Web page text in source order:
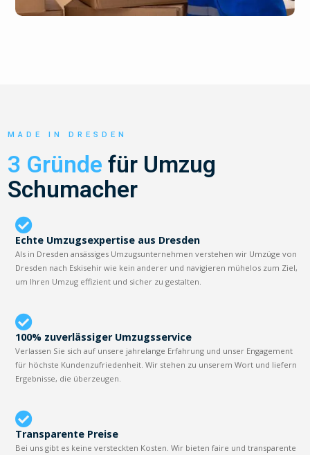
MADE IN DRESDEN
3 Gründe für Umzug
Schumacher
Echte Umzugsexpertise aus Dresden
Als in Dresden ansässiges Umzugsunternehmen verstehen wir Umzüge von
Dresden nach Eskisehir wie kein anderer und navigieren mühelos zum Ziel,
um Ihren Umzug effizient und sicher zu gestalten.
100% zuverlässiger Umzugsservice
Verlassen Sie sich auf unsere jahrelange Erfahrung und unser Engagement
für höchste Kundenzufriedenheit. Wir stehen zu unserem Wort und liefern
Ergebnisse, die überzeugen.
Transparente Preise
Bei uns gibt es keine versteckten Kosten. Wir bieten faire und transparente